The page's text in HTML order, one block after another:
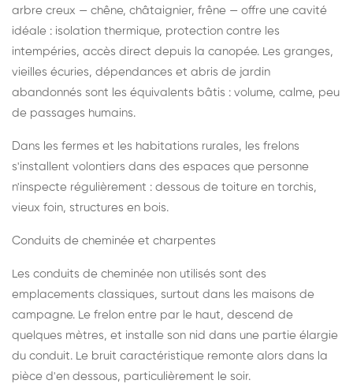
arbre creux — chêne, châtaignier, frêne — offre une cavité
idéale : isolation thermique, protection contre les
intempéries, accès direct depuis la canopée. Les granges,
vieilles écuries, dépendances et abris de jardin
abandonnés sont les équivalents bâtis : volume, calme, peu
de passages humains.
Dans les fermes et les habitations rurales, les frelons
s'installent volontiers dans des espaces que personne
n'inspecte régulièrement : dessous de toiture en torchis,
vieux foin, structures en bois.
Conduits de cheminée et charpentes
Les conduits de cheminée non utilisés sont des
emplacements classiques, surtout dans les maisons de
campagne. Le frelon entre par le haut, descend de
quelques mètres, et installe son nid dans une partie élargie
du conduit. Le bruit caractéristique remonte alors dans la
pièce d'en dessous, particulièrement le soir.